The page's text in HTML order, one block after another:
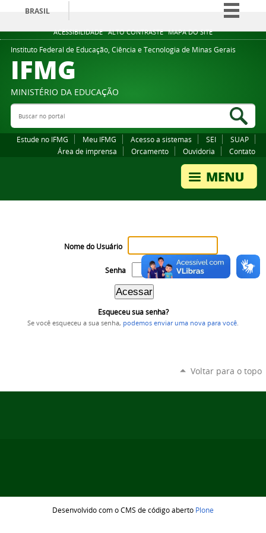
ACESSIBILIDADE ALTO CONTRASTE MAPA DO SITE
BRASIL
Simplifique!
Comunica BR
Legislação
Instituto Federal de Educação, Ciência e Tecnologia de Minas Gerais
IFMG
MINISTÉRIO DA EDUCAÇÃO
Buscar no portal
Estude no IFMG Meu IFMG Acesso a sistemas SEI
SUAP
Área de imprensa
Orcamento Ouvidoria Contato
Nome do Usuário
Senha
Esqueceu sua senha?
Se você esqueceu a sua senha, podemos enviar uma nova para você
Voltar para o topo
Desenvolvido com o CMS de código aberto Plone